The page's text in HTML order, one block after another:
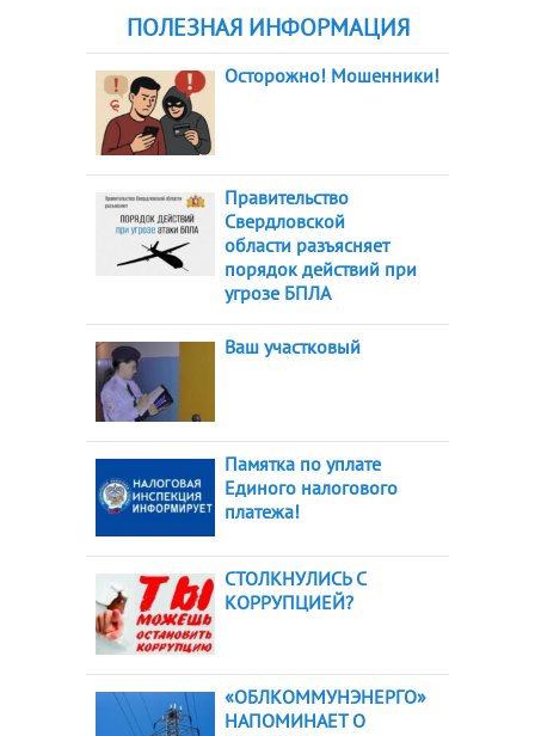
ПОЛЕЗНАЯ ИНФОРМАЦИЯ
Осторожно! Мошенники!
Правительство
Свердловской
области разъясняет
порядок действий при
угрозе БПЛА
Ваш участковый
Памятка по уплате
Единого налогового
платежа!
СТОЛКНУЛИСЬ С
КОРРУПЦИЕЙ?
«ОБЛКОММУНЭНЕРГО»
НАПОМИНАЕТ О